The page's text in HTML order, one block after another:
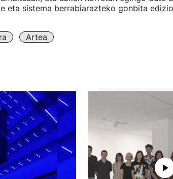
eta sistema berrabiarazteko gonbita
Artea